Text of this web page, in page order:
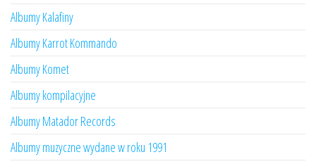
Albumy Kalafiny
Albumy Karrot Kommando
Albumy Komet
Albumy kompilacyjne
Albumy Matador Records
Albumy muzyczne wydane w roku 1991